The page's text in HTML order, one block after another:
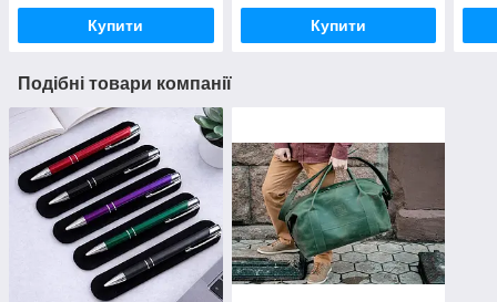
Купити
пошті.
Купити
Подібні товари компанії